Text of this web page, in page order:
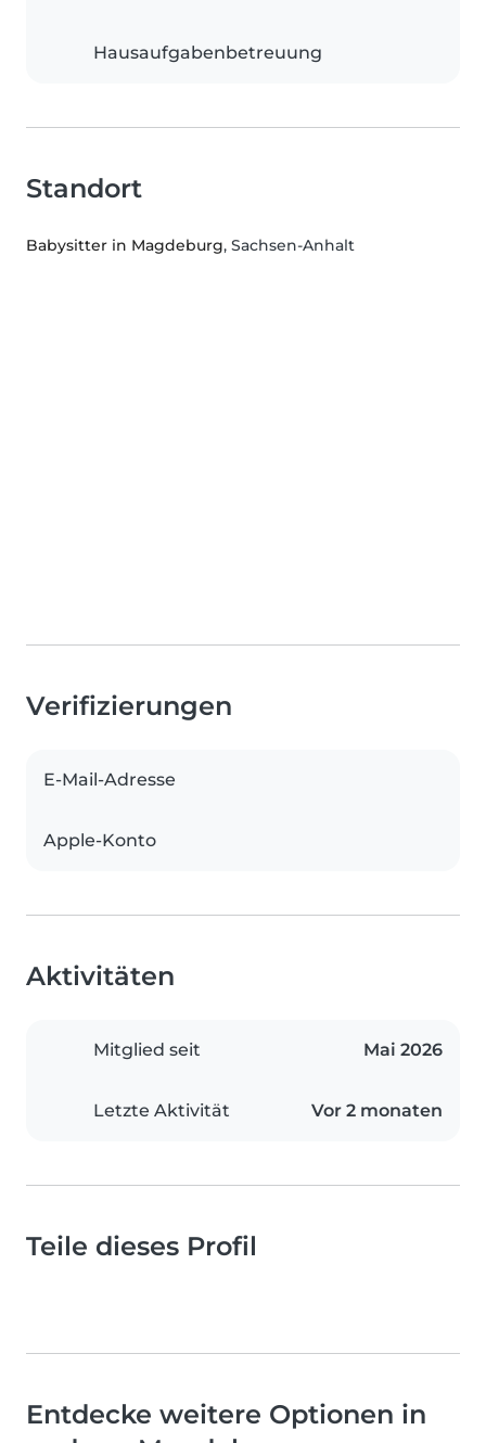
Hausaufgabenbetreuung
Standort
Babysitter in Magdeburg, Sachsen-Anhalt
Verifizierungen
E-Mail-Adresse
Apple-Konto
Aktivitäten
Mitglied seit Mai 2026
Letzte Aktivität Vor 2 monaten
Teile dieses Profil
Entdecke weitere Optionen in